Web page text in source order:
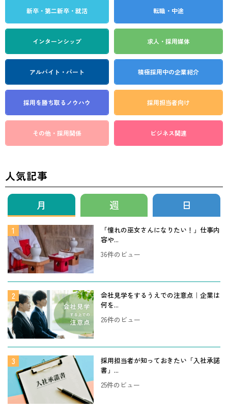
新卒・第二新卒・就活 転職・中途
インターンシップ 求人・採用媒体
アルバイト・パート 積極採用中の企業紹介
採用を勝ち取る ノウハウ 採用担当者向け
その他・採用関係 ビジネス関連
人気記事
月 週 日
「憧れの巫女さんになりたい！」仕事内
容や...
36件のビュー
会社見学をするうえでの注意点｜企業は
何を...
26件のビュー
採用担当者が知っておきたい「入社承諾
書」...
25件のビュー